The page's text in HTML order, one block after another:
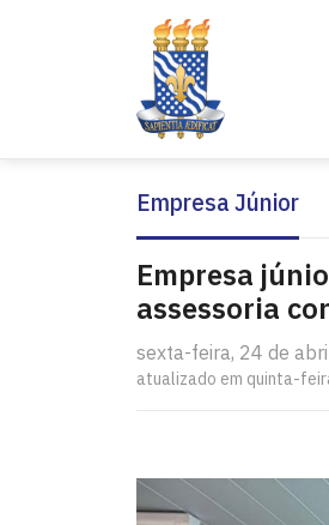
Empresa Júnior
Empresa
assessoria
sexta-feira, 24 de
atualizado em quinta-